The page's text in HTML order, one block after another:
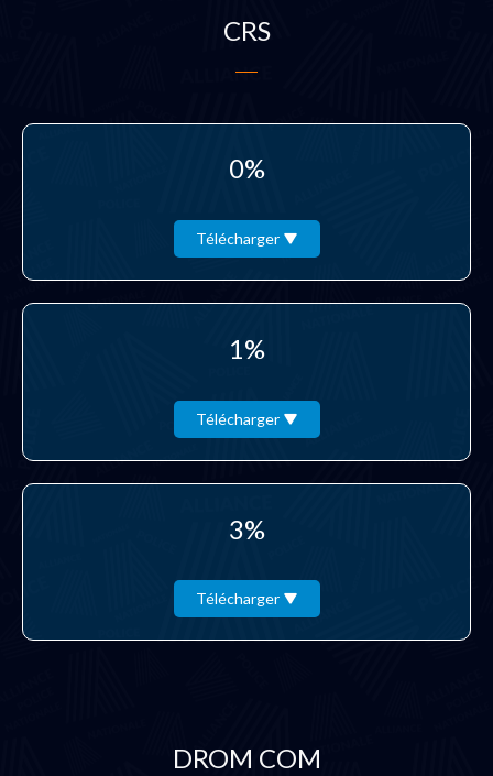
CRS
0%
Télécharger
1%
Télécharger
3%
Télécharger
DROM COM